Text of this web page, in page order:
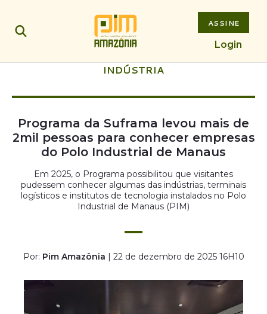
ASSINE
Login
INDÚSTRIA
Programa da Suframa levou mais de
2mil pessoas para conhecer empresas
do Polo Industrial de Manaus
Em 2025, o Programa possibilitou que visitantes
pudessem conhecer algumas das indústrias, terminais
logísticos e institutos de tecnologia instalados no Polo
Industrial de Manaus (PIM)
Por: Pim Amazônia | 22 de dezembro de 2025 16H10